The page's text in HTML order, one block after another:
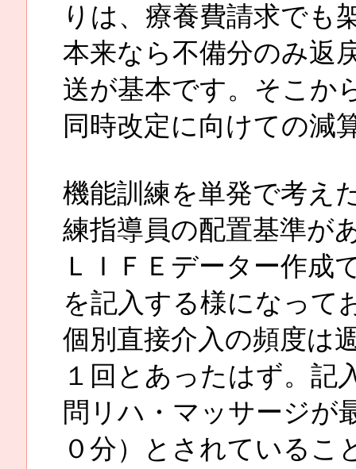
りは、療養費請求でも
本来なら不備分のみ返
送が基本です。そこか
同時改定に向けての減
機能訓練を単発で考え
練指導員の配置基準が
ＬＩＦＥデーター作成
を記入する様になって
個別直接介入の頻度は
１回とあったはず。記
問リハ・マッサージが
０分）とされているこ